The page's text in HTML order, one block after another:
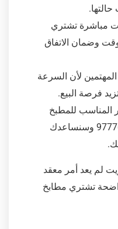
مباشرة تشتري
وضمان الاتفاق
المهتمين لأن السرعة
فرصة البيع.
المناسب للمطبخ
يمكنك التواصل معنا على 97776408 وسنساعدك
لم يعد أمر معقد
تشتري مطابخ